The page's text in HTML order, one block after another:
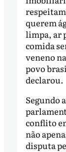
querem
limpa, ar
comida
veneno
povo
declarou.
Segundo a
conflito
não
disputa